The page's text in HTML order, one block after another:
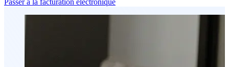
Passer à la facturation électronique